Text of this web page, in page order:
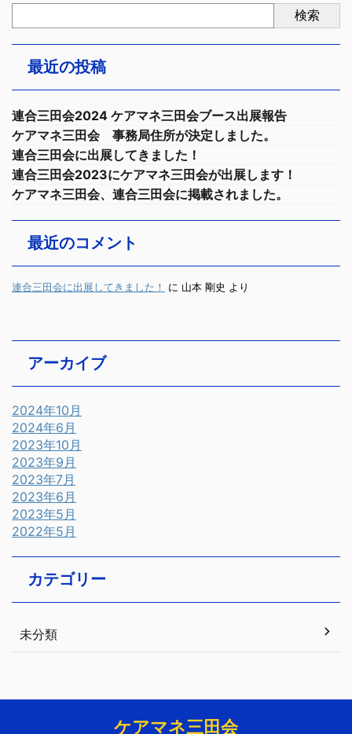
検索
最近の投稿
連合三田会2024 ケアマネ三田会ブース出展報告
ケアマネ三田会 事務局住所が決定しました。
連合三田会に出展してきました！
連合三田会2023にケアマネ三田会が出展します！
ケアマネ三田会、連合三田会に掲載されました。
最近のコメント
連合三田会に出展してきました！ に 山本 剛史 より
アーカイブ
2024年10月
2024年6月
2023年10月
2023年9月
2023年7月
2023年6月
2023年5月
2022年5月
カテゴリー
未分類
ケアマネ三田会